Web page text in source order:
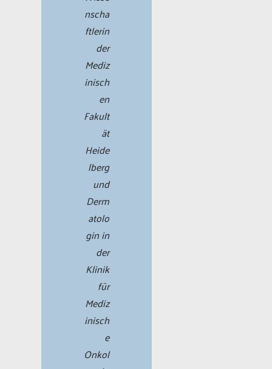
nscha
ftlerin
der
Mediz
inisch
en
Fakult
ät
Heide
lberg
und
Derm
atolo
gin in
der
Klinik
für
Mediz
inisch
e
Onkol